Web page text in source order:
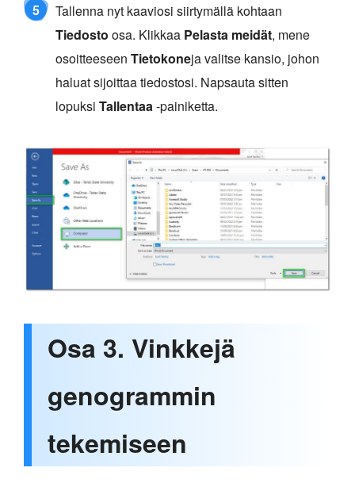
5
Tallenna nyt kaaviosi siirtymällä kohtaan
Tiedosto osa. Klikkaa Pelasta meidät, mene
osoitteeseen Tietokoneja valitse kansio, johon
haluat sijoittaa tiedostosi. Napsauta sitten
lopuksi Tallentaa-painiketta.
Osa 3. Vinkkejä
genogrammin
tekemiseen